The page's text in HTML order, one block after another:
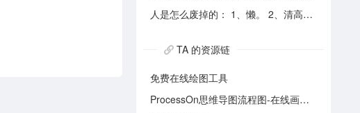
人是怎么废掉的： 1、懒。 2、清高。 3、爱拖延。 4、沉迷美色。 5、没有自控力。 6、不思考不学习。 7、安慰式自我欺骗。 8、胆小如鼠不敢打拼。 9、不懂示弱找别人帮助。 10、满脑子都是鸡毛蒜皮，忽略重大事情的选择。
TA 的资源链
免费在线绘图工具
ProcessOn思维导图流程图-在线画思维导图流程图_在线作图实时协作